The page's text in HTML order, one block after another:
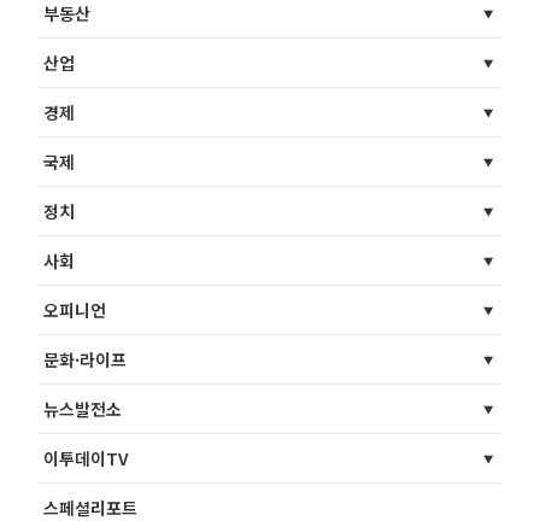
부동산
산업
경제
국제
정치
사회
오피니언
문화·라이프
뉴스발전소
이투데이TV
스페셜리포트